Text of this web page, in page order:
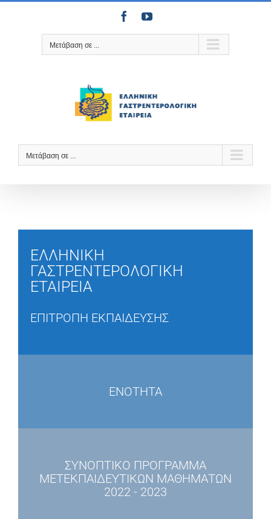
Μετάβαση
FacebookYouTube
Μετάβαση σε ...
Μετάβαση σε ...
ΕΛΛΗΝΙΚΗ
ΓΑΣΤΡΕΝΤΕΡΟΛΟΓΙΚΗ
ΕΤΑΙΡΕΙΑ
ΕΠΙΤΡΟΠΗ ΕΚΠΑΙΔΕΥΣΗΣ
ΕΝΟΤΗΤΑ
ΣΥΝΟΠΤΙΚΟ ΠΡΟΓΡΑΜΜΑ
ΜΕΤΕΚΠΑΙΔΕΥΤΙΚΩΝ ΜΑΘΗΜΑΤΩΝ
2022 - 2023